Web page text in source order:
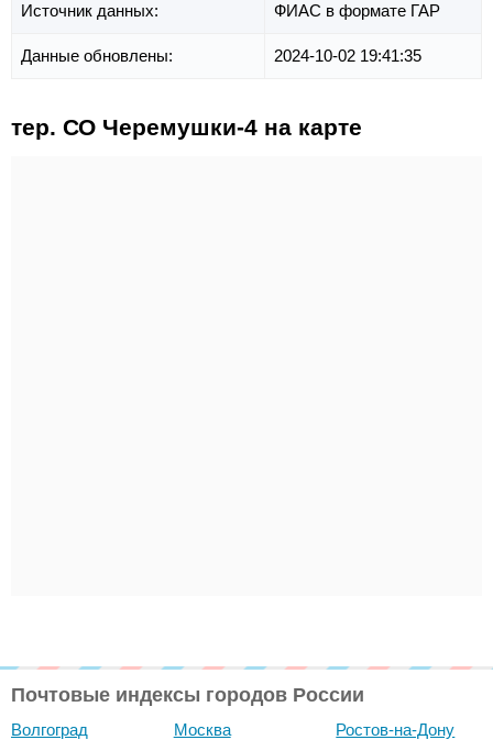
Источник данных: ФИАС в формате ГАР
Данные обновлены: 2024-10-02 19:41:35
тер. СО Черемушки-4 на карте
Почтовые индексы городов России
Волгоград Москва Ростов-на-Дону